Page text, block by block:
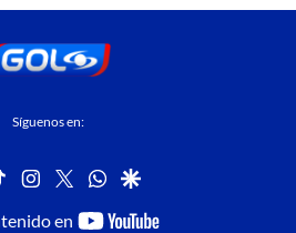
Síguenos en:
tiktok instagram
twitterwhatsapp
google
en
youtube-